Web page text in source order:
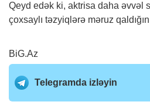
Qeyd edək ki, aktrisa daha əvvəl
çoxsaylı təzyiqlərə məruz
BiG.Az
Telegramda izləyin